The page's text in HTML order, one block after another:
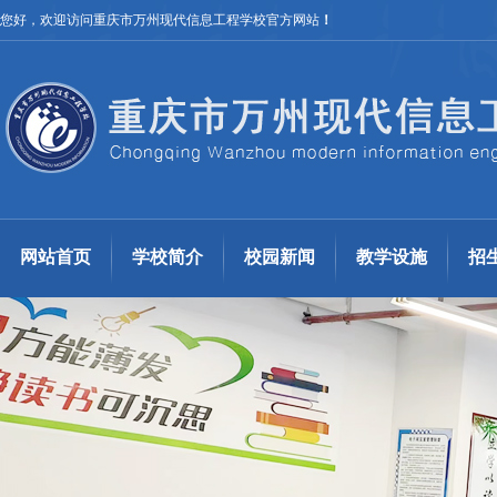
您好，欢迎访问重庆市万州现代信息工程学校官方网站 ！
网站首页 学校简介 校园新闻 教学设施 招